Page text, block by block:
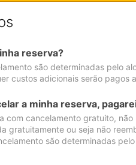
reserva?
são determinadas pelo
custos adicionais serão pagos
a minha reserva,
com cancelamento gratuito,
gratuitamente ou seja não
são determinadas